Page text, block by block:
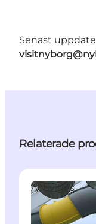
Senast
Relaterade
Activities